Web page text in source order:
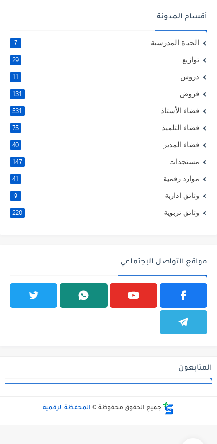
أقسام المدونة
الحياة المدرسية 7
توازيع 29
دروس 11
فروض 131
فضاء الأستاذ 531
فضاء التلميذ 75
فضاء المدير 40
مستجدات 147
موارد رقمية 41
وثائق ادارية 9
وثائق تربوية 220
مواقع التواصل الإجتماعي
المتابعون
جميع الحقوق محفوظة © المحفظة الرقمية